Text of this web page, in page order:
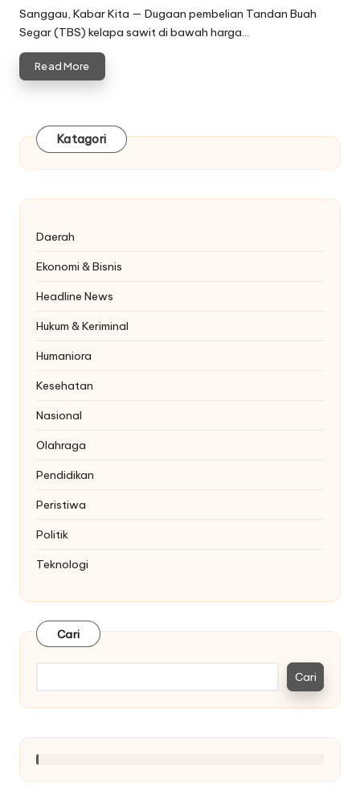
by
Sanggau, Kabar Kita — Dugaan pembelian Tandan Buah
Segar (TBS) kelapa sawit di bawah harga…
Read More
Katagori
Daerah
Ekonomi & Bisnis
Headline News
Hukum & Keriminal
Humaniora
Kesehatan
Nasional
Olahraga
Pendidikan
Peristiwa
Politik
Teknologi
Cari
Cari